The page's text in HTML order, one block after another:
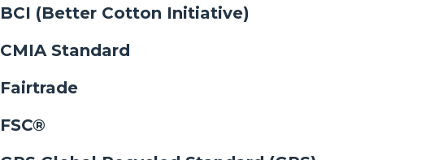
BCI (Better Cotton Initiative)
CMIA Standard
Fairtrade
FSC®